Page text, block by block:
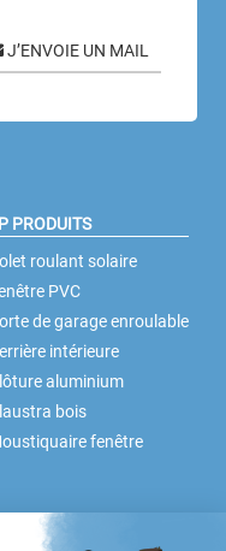
J’ENVOIE UN MAIL
PRODUITS
roulant solaire
PVC
de garage enroulable
intérieure
aluminium
bois
fenêtre